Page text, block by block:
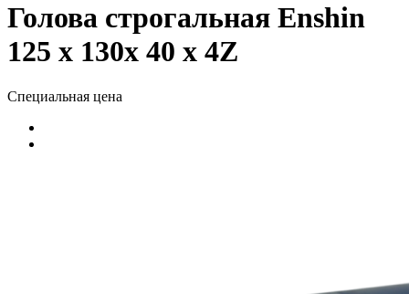
Голова строгальная Enshin
125 x 130x 40 x 4Z
Специальная цена